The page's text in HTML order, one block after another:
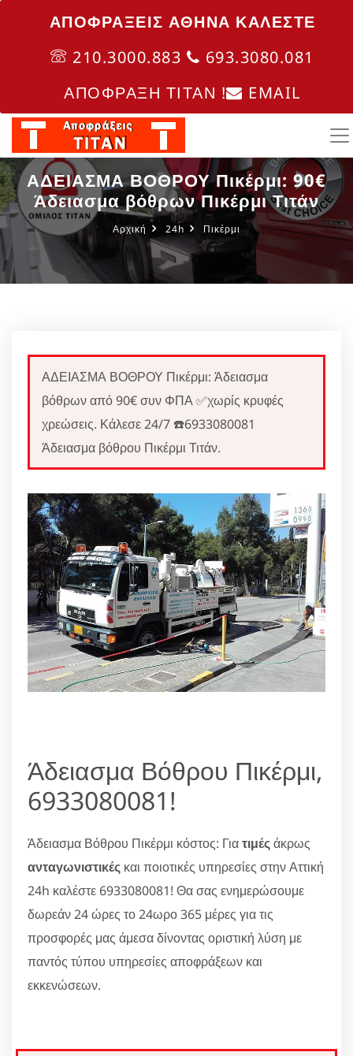
ΑΠΟΦΡΑΞΕΙΣ ΑΘΗΝΑ ΚΑΛΈΣΤΕ
210.3000.883
693.3080.081
ΑΠΟΦΡΑΞΗ ΤΙΤΑΝ !
EMAIL
ΑΔΕΙΑΣΜΑ ΒΟΘΡΟΥ Πικέρμι: 90€
Άδειασμα βόθρων Πικέρμι Τιτάν
Αρχική 24h Πικέρμι
ΑΔΕΙΑΣΜΑ ΒΟΘΡΟΥ Πικέρμι: Άδειασμα
βόθρων από 90€ συν ΦΠΑ ✅χωρίς κρυφές
χρεώσεις. Κάλεσε 24/7 ☎️6933080081
Άδειασμα βόθρου Πικέρμι Τιτάν.
Άδειασμα Βόθρου Πικέρμι,
6933080081!
Άδειασμα Βόθρου Πικέρμι κόστος: Γιατιμέςάκρως
ανταγωνιστικές και ποιοτικές υπηρεσίες στην Αττική
24h καλέστε 6933080081! Θα σας ενημερώσουμε
δωρεάν 24 ώρες το 24ωρο 365 μέρες για τις
προσφορές μας άμεσα δίνοντας οριστική λύση με
παντός τύπου υπηρεσίες αποφράξεων και
εκκενώσεων.